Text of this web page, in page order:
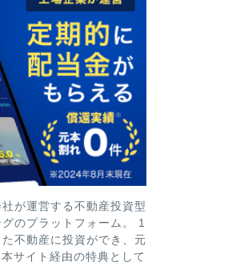
記念債の買い
徹底解説!!
回目の社債を新たに
next
が運営する不動産投資型
のプラットフォーム。 1
不動産に投資ができ、元
サイト経由の特典として